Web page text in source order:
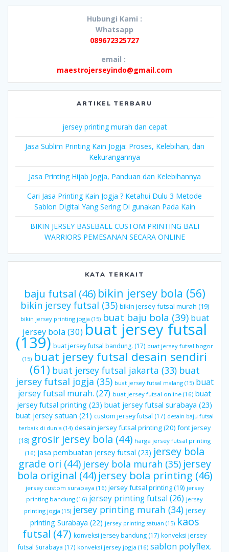
Hubungi Kami :
Whatsapp
089672325727
email :
maestrojerseyindo@gmail.com
ARTIKEL TERBARU
jersey printing murah dan cepat
Jasa Sublim Printing Kain Jogja: Proses, Kelebihan, dan
Kekurangannya
Jasa Printing Hijab Jogja, Panduan dan Kelebihannya
Cari Jasa Printing Kain Jogja ? Ketahui Dulu 3 Metode
Sablon Digital Yang Sering Di gunakan Pada Kain
BIKIN JERSEY BASEBALL CUSTOM PRINTING BALI
WARRIORS PEMESANAN SECARA ONLINE
KATA TERKAIT
baju futsal (46) bikin jersey bola (56)
bikin jersey futsal (35) bikin jersey futsal murah (19)
bikin jersey printing jogja (15) buat baju bola (39) buat
jersey bola(30)buat jersey futsal
(139) buat jersey futsal bandung. (17) buat jersey futsal bogor
(15) buat jersey futsal desain sendiri
(61) buat jersey futsal jakarta (33) buat
jersey futsal jogja (35) buat jersey futsal malang(15) buat
jersey futsal murah. (27) buat jersey futsal online(16) buat
jersey futsal printing (23) buat jersey futsal surabaya (23)
buat jersey satuan (21) custom jersey futsal (17) desain baju futsal
terbaik di dunia (14) desain jersey futsal printing(20) font jersey
(18) grosir jersey bola (44) harga jersey futsal printing
(16) jasa pembuatan jersey futsal (23) jersey bola
grade ori (44) jersey bola murah (35) jersey
bola original (44) jersey bola printing (46)
jersey custom surabaya (16) jersey futsal printing(19) jersey
printing bandung (16) jersey printing futsal (26) jersey
printing jogja (15) jersey printing murah (34) jersey
printing Surabaya (22) jersey printing satuan (15) kaos
futsal (47) konveksi jersey bandung (17) konveksi jersey
futsal Surabaya (17) konveksi jersey jogja (16) sablon polyflex.